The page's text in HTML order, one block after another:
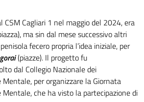
CSM Cagliari 1 nel maggio del 2024, era
ma sin dal mese successivo altri
fecero propria l’idea iniziale, per
(piazze). Il progetto fu
dal Collegio Nazionale dei
per organizzare la Giornata
che ha visto la partecipazione di